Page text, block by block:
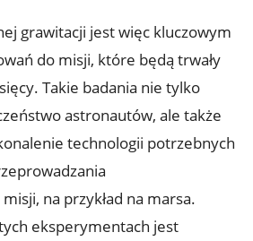
grawitacji jest‍ więc ⁤kluczowym
do⁤ misji, które będą trwały
⁣Takie badania nie‌ tylko
‍astronautów, ale także⁢
technologii potrzebnych
na ⁢przykład na marsa.
‍eksperymentach jest